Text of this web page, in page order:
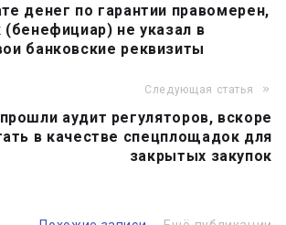
денег по гарантии правомерен,
(бенефициар) не указал в
банковские реквизиты
Следующая статья
аудит регуляторов, вскоре
в качестве спецплощадок для
закрытых закупок